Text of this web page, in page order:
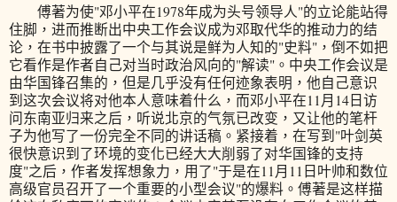
傅著为使"邓小平在1978年成为头号领导人"的立论能站得
住脚，进而推断出中央工作会议成为邓取代华的推动力的结
论，在书中披露了一个与其说是鲜为人知的"史料"，倒不如把
它看作是作者自己对当时政治风向的"解读"。中央工作会议是
由华国锋召集的，但是几乎没有任何迹象表明，他自己意识
到这次会议将对他本人意味着什么，而邓小平在11月14日访
问东南亚归来之后，听说北京的气氛已改变，又让他的笔杆
子为他写了一份完全不同的讲话稿。紧接着，在写到"叶剑英
很快意识到了环境的变化已经大大削弱了对华国锋的支持
度"之后，作者发挥想象力，用了"于是在11月11日叶帅和数位
高级官员召开了一个重要的小型会议"的爆料。傅著是这样描